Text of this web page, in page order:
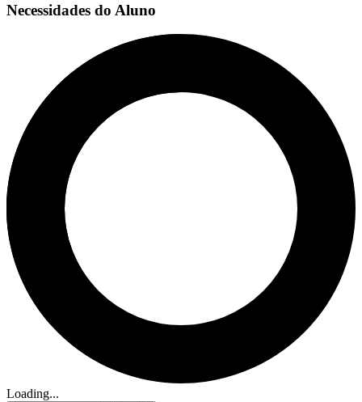
Necessidades do Aluno
Loading...